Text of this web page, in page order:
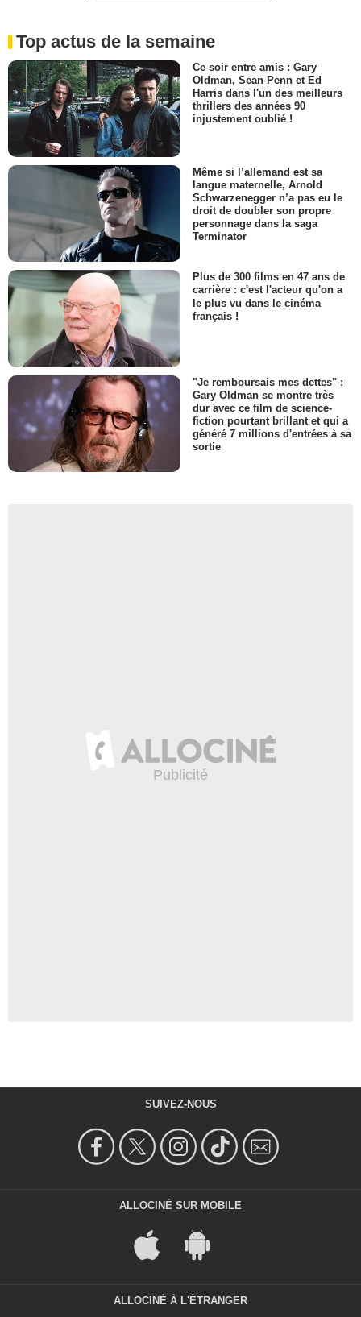
Top actus de la semaine
Ce soir entre amis : Gary
Oldman, Sean Penn et Ed
Harris dans l'un des meilleurs
thrillers des années 90
injustement oublié !
Même si l’allemand est sa
langue maternelle, Arnold
Schwarzenegger n’a pas eu le
droit de doubler son propre
personnage dans la saga
Terminator
Plus de 300 films en 47 ans de
carrière : c'est l'acteur qu'on a
le plus vu dans le cinéma
français !
"Je remboursais mes dettes" :
Gary Oldman se montre très
dur avec ce film de science-
fiction pourtant brillant et qui a
généré 7 millions d'entrées à sa
sortie
SUIVEZ-NOUS
ALLOCINÉ SUR MOBILE
ALLOCINÉ À L'ÉTRANGER